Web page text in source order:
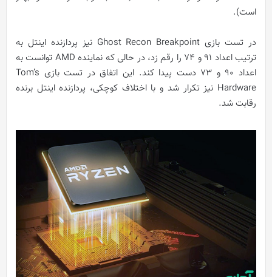
است).
در تست بازی Ghost Recon Breakpoint نیز پردازنده اینتل به
ترتیب اعداد 91 و 74 را رقم زد، در حالی که نماینده AMD توانست به
اعداد 90 و 73 دست پیدا کند. این اتفاق در تست بازی Tom’s
Hardware نیز تکرار شد و با اختلاف کوچکی، پردازنده اینتل برنده
رقابت شد.